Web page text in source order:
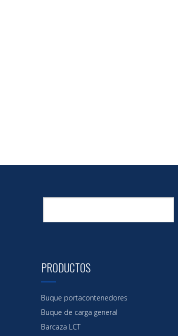
PRODUCTOS
Buque portacontenedores
Buque de carga general
Barcaza LCT